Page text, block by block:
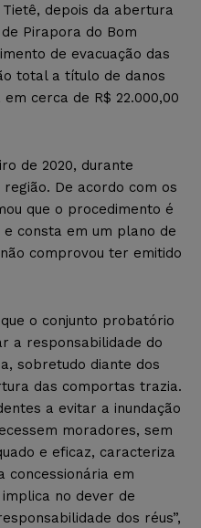
depois da abertura
Pirapora do Bom
de evacuação das
total a título de danos
cerca de R$ 22.000,00
de 2020, durante
De acordo com os
que o procedimento é
consta em um plano de
comprovou ter emitido
o conjunto probatório
a responsabilidade do
sobretudo diante dos
das comportas trazia.
a evitar a inundação
moradores, sem
e eficaz, caracteriza
concessionária em
no dever de
dos réus”,